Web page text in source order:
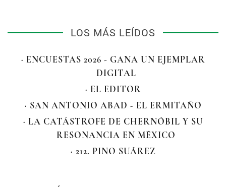
LOS MÁS LEÍDOS
· ENCUESTAS 2026 - GANA UN EJEMPLAR
DIGITAL
· EL EDITOR
· SAN ANTONIO ABAD - EL ERMITAÑO
· LA CATÁSTROFE DE CHERNÓBIL Y SU
RESONANCIA EN MÉXICO
· 212. PINO SUÁREZ